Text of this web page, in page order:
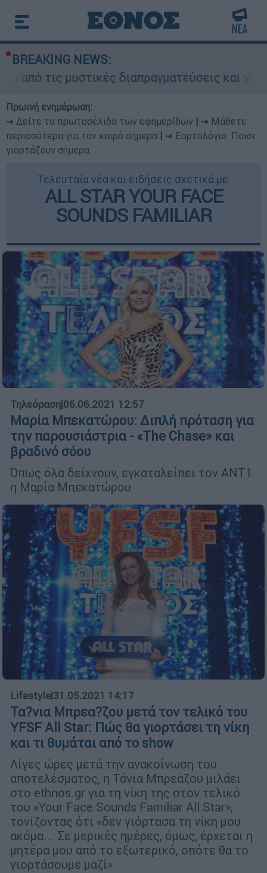
BREAKING NEWS:
διαπραγματεύσεις και γιατί
Πρωινή ενημέρωση:
➔ Δείτε τα πρωτοσέλιδα των εφημερίδων
➔ Μάθετε
περισσότερα για τον καιρό σήμερα
➔ Εορτολόγιο: Ποιοι
γιορτάζουν σήμερα
Τελευταία νέα και ειδήσεις σχετικά με:
ALL STAR YOUR FACE
SOUNDS FAMILIAR
Τηλεόραση|06.06.2021 12:57
Μαρία Μπεκατώρου: Διπλή πρόταση για
την παρουσιάστρια - «The Chase» και
βραδινό σόου
Όπως όλα δείχνουν, εγκαταλείπει τον ΑΝΤ1
η Μαρία Μπεκατώρου
Lifestyle|31.05.2021 14:17
Τα?νια Μπρεα?ζου μετά τον τελικό του
YFSF All Star: Πώς θα γιορτάσει τη νίκη
και τι θυμάται από το show
Λίγες ώρες μετά την ανακοίνωση του
αποτελέσματος, η Τάνια Μπρεάζου μιλάει
στο ethnos.gr για τη νίκη της στον τελικό
του «Your Face Sounds Familiar All Star»,
τονίζοντας ότι «δεν γιόρτασα τη νίκη μου
ακόμα... Σε μερικές ημέρες, όμως, έρχεται η
μητέρα μου από το εξωτερικό, οπότε θα το
γιορτάσουμε μαζί»